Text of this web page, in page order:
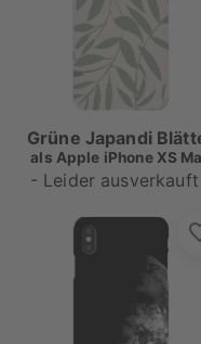
Grüne Japandi
als Apple iPhone XS
- Leider